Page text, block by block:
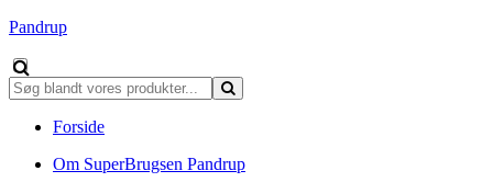
Pandrup
Forside
Om SuperBrugsen Pandrup